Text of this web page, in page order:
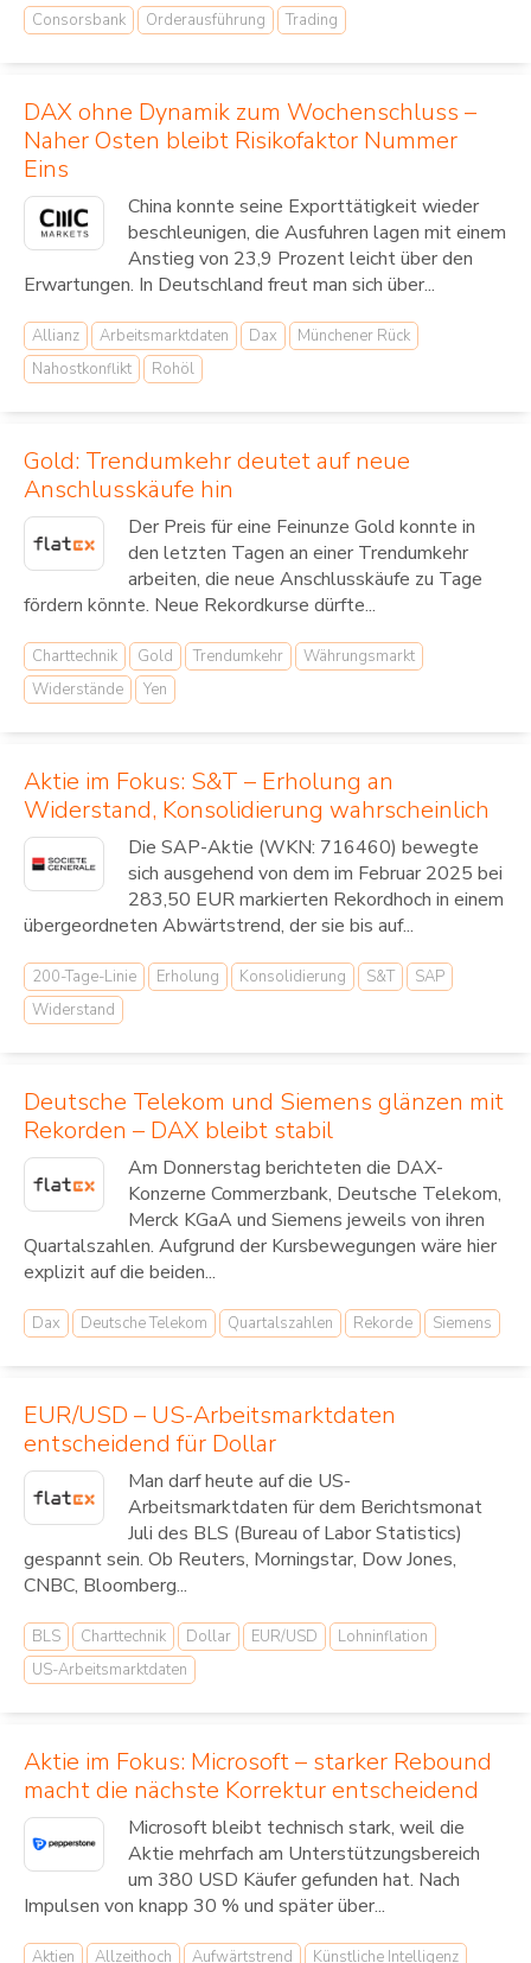
Consorsbank Orderausführung Trading
DAX ohne Dynamik zum Wochenschluss –
Naher Osten bleibt Risikofaktor Nummer
Eins
China konnte seine Exporttätigkeit wieder
beschleunigen, die Ausfuhren lagen mit einem
Anstieg von 23,9 Prozent leicht über den
Erwartungen. In Deutschland freut man sich über...
Allianz Arbeitsmarktdaten Dax
Münchener Rück
Nahostkonflikt
Rohöl
Gold: Trendumkehr deutet auf neue
Anschlusskäufe hin
Der Preis für eine Feinunze Gold konnte in
den letzten Tagen an einer Trendumkehr
arbeiten, die neue Anschlusskäufe zu Tage
fördern könnte. Neue Rekordkurse dürfte...
Charttechnik Gold Trendumkehr
Währungsmarkt
Widerstände
Yen
Aktie im Fokus: S&T – Erholung an
Widerstand, Konsolidierung wahrscheinlich
Die SAP-Aktie (WKN: 716460) bewegte
sich ausgehend von dem im Februar 2025 bei
283,50 EUR markierten Rekordhoch in einem
übergeordneten Abwärtstrend, der sie bis auf...
200-Tage-Linie Erholung Konsolidierung S&T
SAP
Widerstand
Deutsche Telekom und Siemens glänzen mit
Rekorden – DAX bleibt stabil
Am Donnerstag berichteten die DAX-
Konzerne Commerzbank, Deutsche Telekom,
Merck KGaA und Siemens jeweils von ihren
Quartalszahlen. Aufgrund der Kursbewegungen wäre hier
explizit auf die beiden...
Dax Deutsche Telekom Quartalszahlen Rekorde Siemens
EUR/USD – US-Arbeitsmarktdaten
entscheidend für Dollar
Man darf heute auf die US-
Arbeitsmarktdaten für dem Berichtsmonat
Juli des BLS (Bureau of Labor Statistics)
gespannt sein. Ob Reuters, Morningstar, Dow Jones,
CNBC, Bloomberg...
BLS Charttechnik Dollar EUR/USD
Lohninflation
US-Arbeitsmarktdaten
Aktie im Fokus: Microsoft – starker Rebound
macht die nächste Korrektur entscheidend
Microsoft bleibt technisch stark, weil die
Aktie mehrfach am Unterstützungsbereich
um 380 USD Käufer gefunden hat. Nach
Impulsen von knapp 30 % und später über...
Aktien Allzeithoch Aufwärtstrend Künstliche Intelligenz